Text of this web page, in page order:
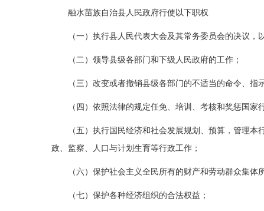
融水苗族自治县人民政府行使以下职权
（一）执行县人民代表大会及其常务委员会的决议，
（二）领导县级各部门和下级人民政府的工作；
（三）改变或者撤销县级各部门的不适当的命令、指
（四）依照法律的规定任免、培训、考核和奖惩国家
（五）执行国民经济和社会发展规划、预算，管理本
政、监察、人口与计划生育等行政工作；
（六）保护社会主义全民所有的财产和劳动群众集体
（七）保护各种经济组织的合法权益；